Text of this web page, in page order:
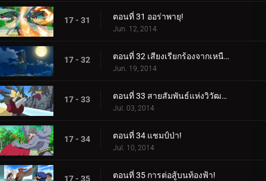
17 - 31 ตอนที่ 31 ออร่าพายุ!
Jun. 12, 2014
17 - 32 ตอนที่ 32 เสียงเรียกร้องจากเหนือออร่า!
Jun. 19, 2014
17 - 33 ตอนที่ 33 สายสัมพันธ์แห่งวิวัฒนาการเมก้า!
Jul. 03, 2014
17 - 34 ตอนที่ 34 แชมป์ป่า!
Jul. 10, 2014
17 - 35 ตอนที่ 35 การต่อสู้บนท้องฟ้า!